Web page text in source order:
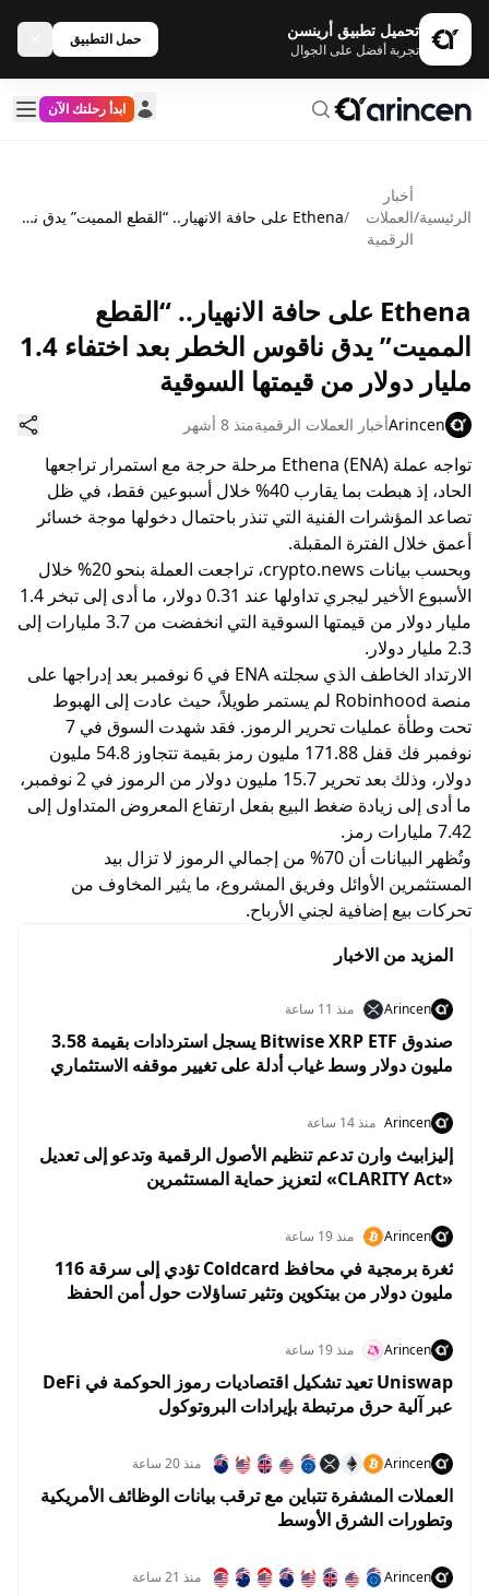
تحميل تطبيق أرينسن
تجربة أفضل على الجوال
حمل التطبيق
ابدأ رحلتك الآن
الرئيسية/
أخبار
العملات
الرقمية
/ Ethena على حافة الانهيار.. “القطع المميت” يدق ناقوس الخطر بعد اختفاء 1.4 مليار دولار من قيمتها السوقية
Ethena على حافة الانهيار.. “القطع
المميت” يدق ناقوس الخطر بعد اختفاء 1.4
مليار دولار من قيمتها السوقية
Arincenأخبار العملات الرقميةمنذ 8 أشهر
تواجه عملة Ethena (ENA) مرحلة حرجة مع استمرار تراجعها
الحاد، إذ هبطت بما يقارب 40% خلال أسبوعين فقط، في ظل
تصاعد المؤشرات الفنية التي تنذر باحتمال دخولها موجة خسائر
أعمق خلال الفترة المقبلة.
وبحسب بيانات crypto.news
، تراجعت العملة بنحو 20% خلال
الأسبوع الأخير ليجري تداولها عند 0.31 دولار، ما أدى إلى تبخر 1.4
مليار دولار من قيمتها السوقية التي انخفضت من 3.7 مليارات إلى
2.3 مليار دولار.
الارتداد الخاطف الذي سجلته ENA في 6 نوفمبر بعد إدراجها على
منصة Robinhood لم يستمر طويلاً، حيث عادت إلى الهبوط
تحت وطأة عمليات تحرير الرموز. فقد شهدت السوق في 7
نوفمبر فك قفل 171.88 مليون رمز بقيمة تتجاوز 54.8 مليون
دولار، وذلك بعد تحرير 15.7 مليون دولار من الرموز في 2 نوفمبر،
ما أدى إلى زيادة ضغط البيع بفعل ارتفاع المعروض المتداول إلى
7.42 مليارات رمز.
وتُظهر البيانات أن 70% من إجمالي الرموز لا تزال بيد
المستثمرين الأوائل وفريق المشروع، ما يثير المخاوف من
تحركات بيع إضافية لجني الأرباح.
المزيد من الاخبار
Arincen منذ 11 ساعة
صندوق Bitwise XRP ETF يسجل استردادات بقيمة 3.58
مليون دولار وسط غياب أدلة على تغيير موقفه الاستثماري
Arincen منذ 14 ساعة
إليزابيث وارن تدعم تنظيم الأصول الرقمية وتدعو إلى تعديل
«CLARITY Act» لتعزيز حماية المستثمرين
Arincen منذ 19 ساعة
ثغرة برمجية في محافظ Coldcard تؤدي إلى سرقة 116
مليون دولار من بيتكوين وتثير تساؤلات حول أمن الحفظ
Arincen منذ 19 ساعة
Uniswap تعيد تشكيل اقتصاديات رموز الحوكمة في DeFi
عبر آلية حرق مرتبطة بإيرادات البروتوكول
Arincen منذ 20 ساعة
العملات المشفرة تتباين مع ترقب بيانات الوظائف الأمريكية
وتطورات الشرق الأوسط
Arincen منذ 21 ساعة